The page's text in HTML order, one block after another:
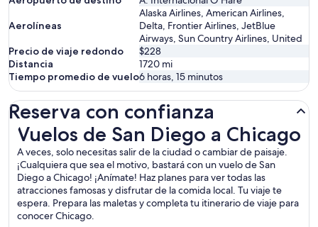
Aerolíneas
Alaska Airlines, American Airlines,
Delta, Frontier Airlines, JetBlue
Airways, Sun Country Airlines, United
Precio de viaje redondo
$228
Distancia
1720 mi
Tiempo promedio de vuelo6 horas, 15 minutos
Reserva con confianza
Vuelos de San Diego a Chicago
A veces, solo necesitas salir de la ciudad o cambiar de paisaje.
¡Cualquiera que sea el motivo, bastará con un vuelo de San
Diego a Chicago! ¡Anímate! Haz planes para ver todas las
atracciones famosas y disfrutar de la comida local. Tu viaje te
espera. Prepara las maletas y completa tu itinerario de viaje para
conocer Chicago.
Vuelos de San Diego a Chicago